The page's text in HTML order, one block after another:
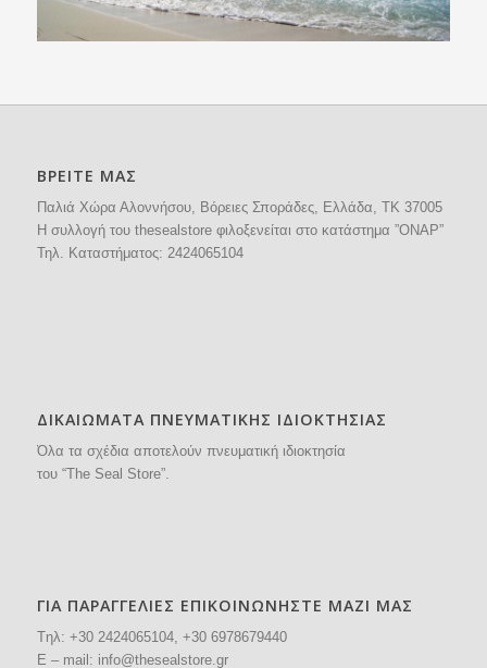
ΒΡΕΙΤΕ ΜΑΣ
Παλιά Χώρα Αλοννήσου, Βόρειες Σποράδες, Ελλάδα, ΤΚ 37005
H συλλογή του thesealstore φιλοξενείται στο κατάστημα ”ΟΝΑΡ”
Τηλ. Καταστήματος: 2424065104
ΔΙΚΑΙΩΜΑΤΑ ΠΝΕΥΜΑΤΙΚΗΣ ΙΔΙΟΚΤΗΣΙΑΣ
Όλα τα σχέδια αποτελούν πνευματική ιδιοκτησία
του “The Seal Store”.
ΓΙΑ ΠΑΡΑΓΓΕΛΙΕΣ ΕΠΙΚΟΙΝΩΝΗΣΤΕ ΜΑΖΙ ΜΑΣ
Tηλ: +30 2424065104, +30 6978679440
E – mail: info@thesealstore.gr